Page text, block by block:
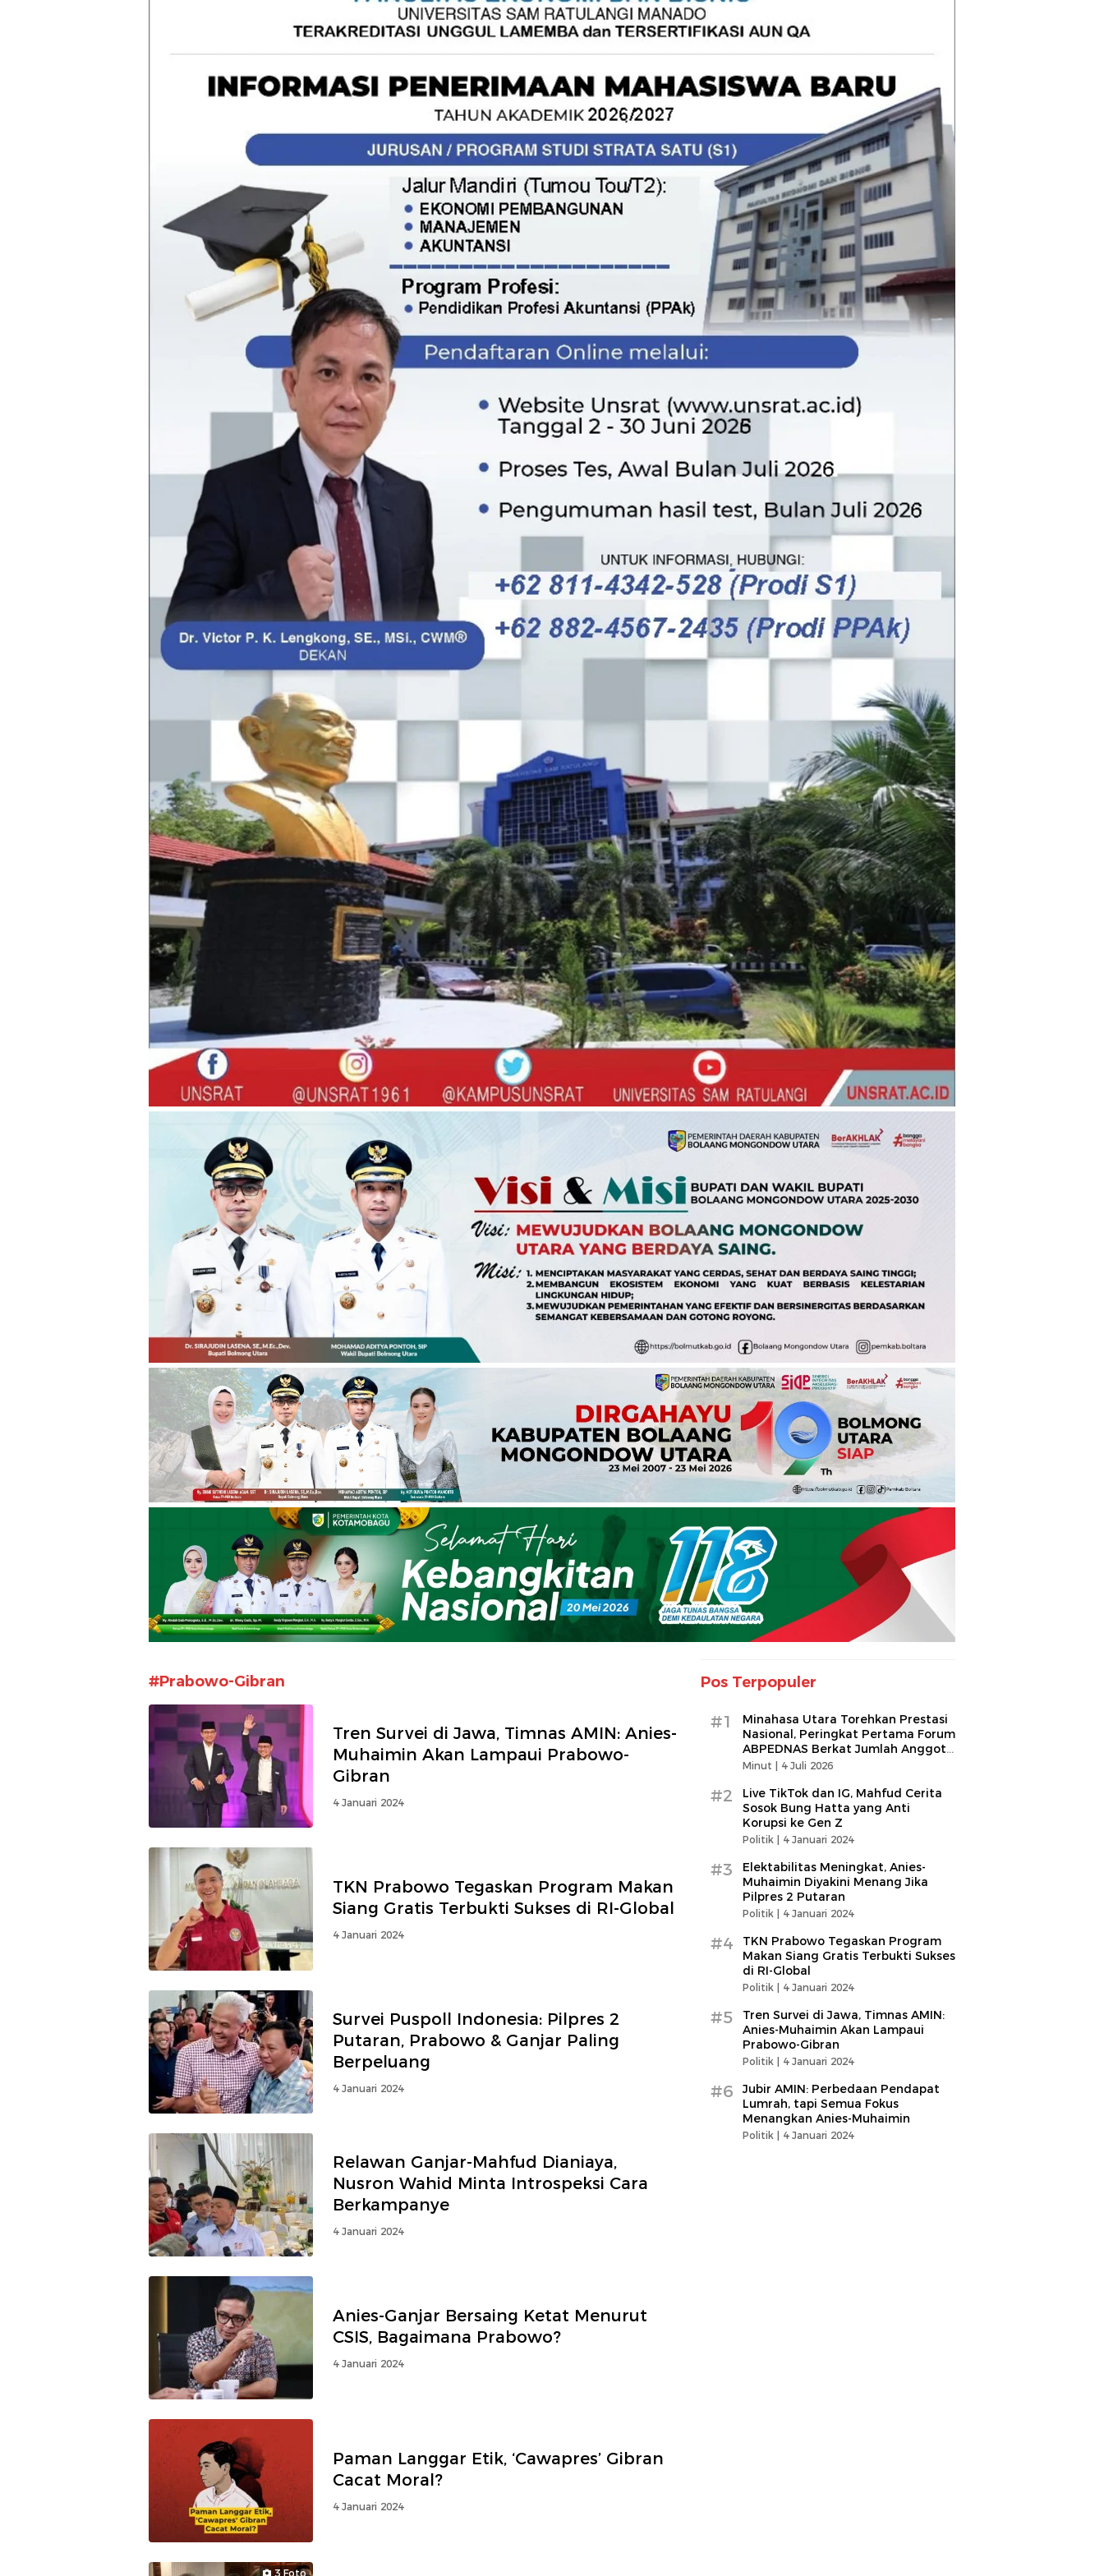
#Prabowo-Gibran
Tren Survei di Jawa, Timnas AMIN: Anies-
Muhaimin Akan Lampaui Prabowo-
Gibran
4 Januari 2024
TKN Prabowo Tegaskan Program Makan
Siang Gratis Terbukti Sukses di RI-Global
4 Januari 2024
Survei Puspoll Indonesia: Pilpres 2
Putaran, Prabowo & Ganjar Paling
Berpeluang
4 Januari 2024
Relawan Ganjar-Mahfud Dianiaya,
Nusron Wahid Minta Introspeksi Cara
Berkampanye
4 Januari 2024
Anies-Ganjar Bersaing Ketat Menurut
CSIS, Bagaimana Prabowo?
4 Januari 2024
Paman Langgar Etik, ‘Cawapres’ Gibran
Cacat Moral?
4 Januari 2024
3 Foto
Pos Terpopuler
#1
Minahasa Utara Torehkan Prestasi
Nasional, Peringkat Pertama Forum
ABPEDNAS Berkat Jumlah Anggota
Terbanyak
Minut | 4 Juli 2026
#2
Live TikTok dan IG, Mahfud Cerita
Sosok Bung Hatta yang Anti
Korupsi ke Gen Z
Politik | 4 Januari 2024
#3
Elektabilitas Meningkat, Anies-
Muhaimin Diyakini Menang Jika
Pilpres 2 Putaran
Politik | 4 Januari 2024
#4
TKN Prabowo Tegaskan Program
Makan Siang Gratis Terbukti Sukses
di RI-Global
Politik | 4 Januari 2024
#5
Tren Survei di Jawa, Timnas AMIN:
Anies-Muhaimin Akan Lampaui
Prabowo-Gibran
Politik | 4 Januari 2024
#6
Jubir AMIN: Perbedaan Pendapat
Lumrah, tapi Semua Fokus
Menangkan Anies-Muhaimin
Politik | 4 Januari 2024